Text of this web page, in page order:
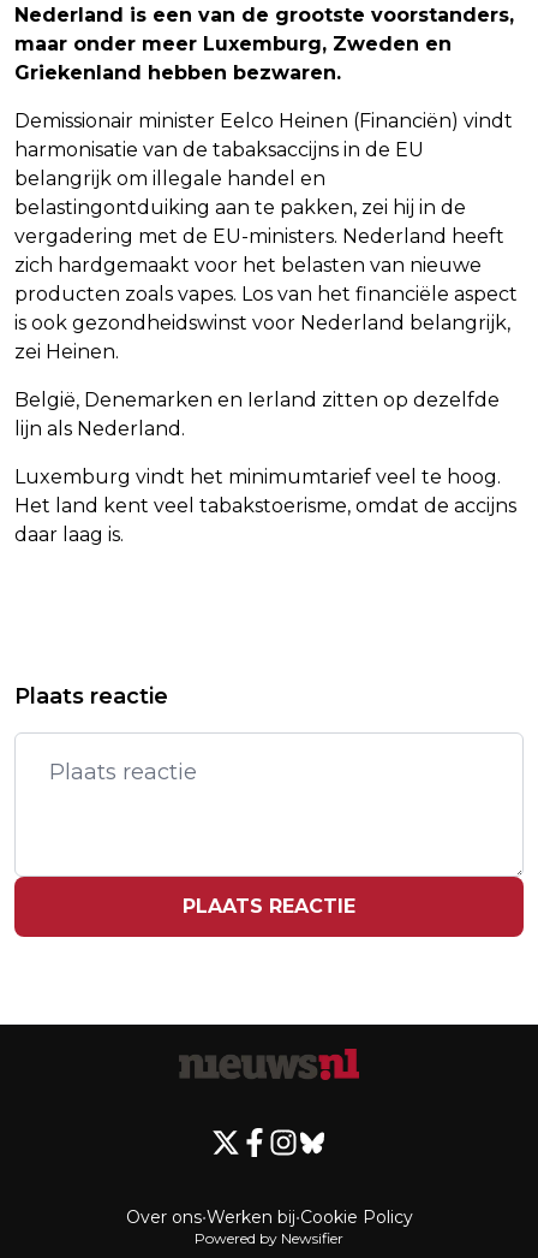
Nederland is een van de grootste voorstanders,
maar onder meer Luxemburg, Zweden en
Griekenland hebben bezwaren.
Demissionair minister Eelco Heinen (Financiën) vindt
harmonisatie van de tabaksaccijns in de EU
belangrijk om illegale handel en
belastingontduiking aan te pakken, zei hij in de
vergadering met de EU-ministers. Nederland heeft
zich hardgemaakt voor het belasten van nieuwe
producten zoals vapes. Los van het financiële aspect
is ook gezondheidswinst voor Nederland belangrijk,
zei Heinen.
België, Denemarken en Ierland zitten op dezelfde
lijn als Nederland.
Luxemburg vindt het minimumtarief veel te hoog.
Het land kent veel tabakstoerisme, omdat de accijns
daar laag is.
BANENVERLIES IN VK DOOR AI
LANGER HINDER
CONTAINERSCHEEPVAART
ROTTERDAM DOOR
Plaats reactie
PLAATS REACTIE
Over ons•Werken bij•Cookie Policy
Powered by Newsifier